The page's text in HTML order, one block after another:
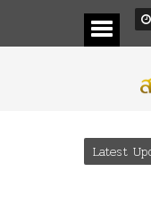
Latest
บุตร” และ “เทพีรัฐธรรมนูญ”